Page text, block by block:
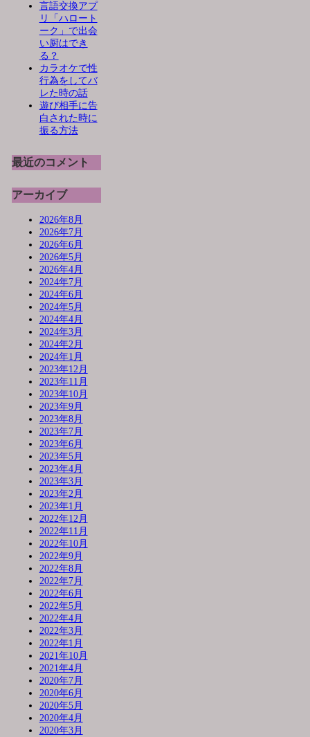
言語交換アプ
リ「ハロート
ーク」で出会
い厨はでき
る？
カラオケで性
行為をしてバ
レた時の話
遊び相手に告
白された時に
振る方法
最近のコメント
アーカイブ
2026年8月
2026年7月
2026年6月
2026年5月
2026年4月
2024年7月
2024年6月
2024年5月
2024年4月
2024年3月
2024年2月
2024年1月
2023年12月
2023年11月
2023年10月
2023年9月
2023年8月
2023年7月
2023年6月
2023年5月
2023年4月
2023年3月
2023年2月
2023年1月
2022年12月
2022年11月
2022年10月
2022年9月
2022年8月
2022年7月
2022年6月
2022年5月
2022年4月
2022年3月
2022年1月
2021年10月
2021年4月
2020年7月
2020年6月
2020年5月
2020年4月
2020年3月